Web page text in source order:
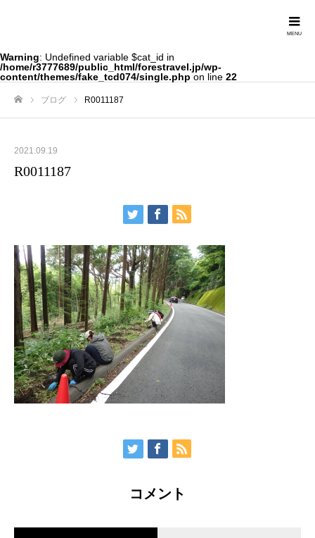
Warning: Undefined variable $cat_id in
/home/r3777689/public_html/forestravel.jp/wp-
content/themes/fake_tcd074/single.php on line 22
ブログ R0011187
2021.09.19
R0011187
コメント